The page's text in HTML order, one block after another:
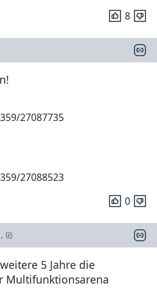
8
27087735
27088523
0
5 Jahre die
Multifunktionsarena